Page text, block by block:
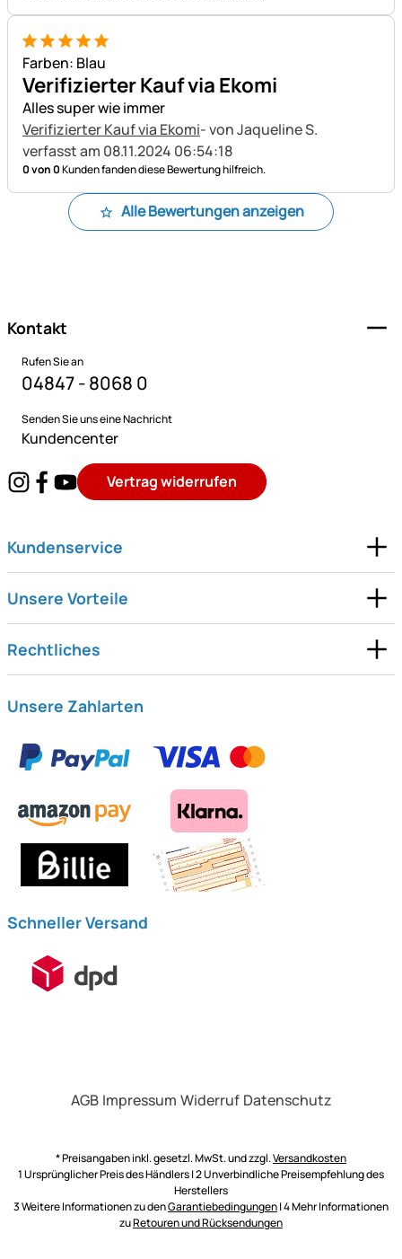
5 von 5
Farben: Blau
Verifizierter Kauf via Ekomi
Alles super wie immer
Verifizierter Kauf via Ekomi- von Jaqueline S.
verfasst am 08.11.2024 06:54:18
0 von 0Kunden fanden diese Bewertung hilfreich.
Alle Bewertungen anzeigen
Kontakt
Rufen Sie an
04847 - 8068 0
Senden Sie uns eine Nachricht
Kundencenter
Vertrag widerrufen
Kundenservice
Unsere Vorteile
Rechtliches
Unsere Zahlarten
Schneller Versand
AGB Impressum Widerruf Datenschutz
* Preisangaben inkl. gesetzl. MwSt. und zzgl.Versandkosten
1 Ursprünglicher Preis des Händlers | 2 Unverbindliche Preisempfehlung des
Herstellers
3 Weitere Informationen zu denGarantiebedingungen| 4 Mehr Informationen
zuRetouren und Rücksendungen